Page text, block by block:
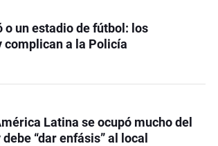
o un estadio de fútbol: los
complican a la Policía
Latina se ocupó mucho del
“dar enfásis” al local